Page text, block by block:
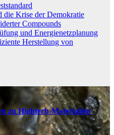
die Krise der Demokratie
Compounds
und Energienetzplanung
Herstellung von
zu Hightech-Materialien